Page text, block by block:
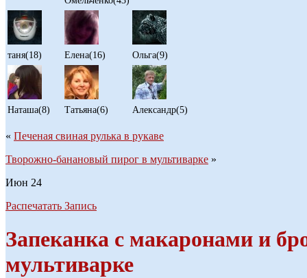
таня(18) Елена(16) Ольга(9)
Наташа(8) Татьяна(6) Александр(5)
« Печеная свиная рулька в рукаве
Творожно-банановый пирог в мультиварке »
Июн 24
Распечатать Запись
Запеканка с макаронами и
мультиварке